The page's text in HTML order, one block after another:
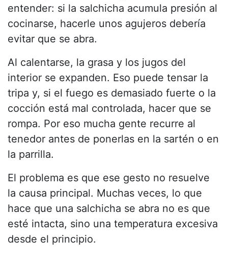
entender: si la salchicha acumula presión al
cocinarse, hacerle unos agujeros debería
evitar que se abra.
Al calentarse, la grasa y los jugos del
interior se expanden. Eso puede tensar la
tripa y, si el fuego es demasiado fuerte o la
cocción está mal controlada, hacer que se
rompa. Por eso mucha gente recurre al
tenedor antes de ponerlas en la sartén o en
la parrilla.
El problema es que ese gesto no resuelve
la causa principal. Muchas veces, lo que
hace que una salchicha se abra no es que
esté intacta, sino una temperatura excesiva
desde el principio.